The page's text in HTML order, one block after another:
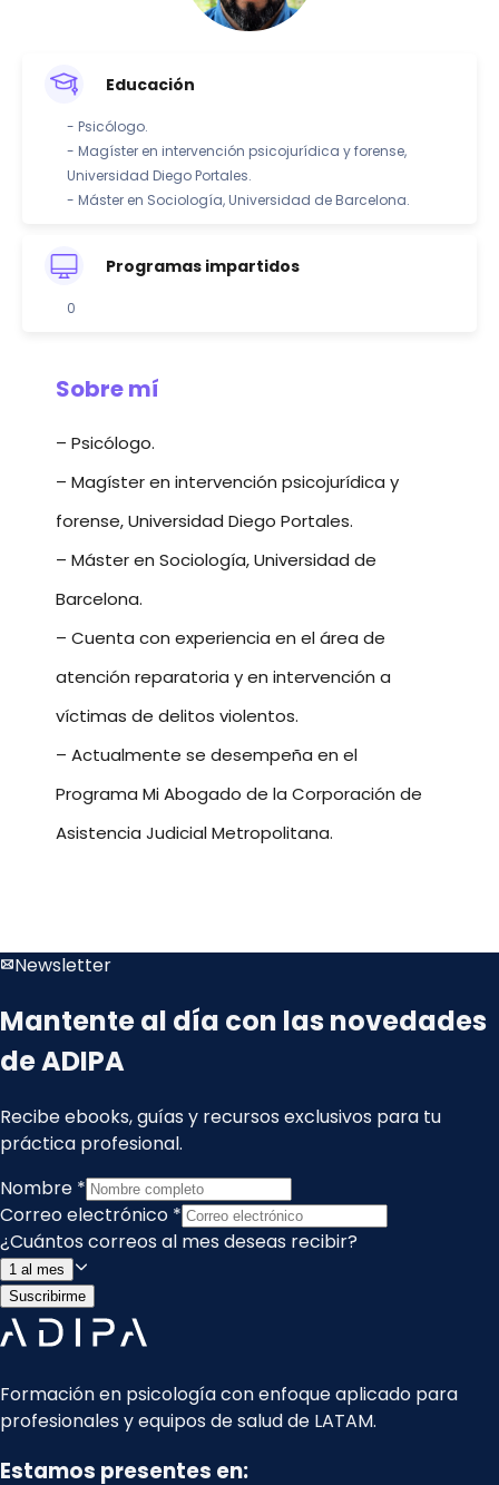
Educación
- Psicólogo.
- Magíster en intervención psicojurídica y forense,
Universidad Diego Portales.
- Máster en Sociología, Universidad de Barcelona.
Programas impartidos
0
Sobre mí
– Psicólogo.
– Magíster en intervención psicojurídica y
forense, Universidad Diego Portales.
– Máster en Sociología, Universidad de
Barcelona.
– Cuenta con experiencia en el área de
atención reparatoria y en intervención a
víctimas de delitos violentos.
– Actualmente se desempeña en el
Programa Mi Abogado de la Corporación de
Asistencia Judicial Metropolitana.